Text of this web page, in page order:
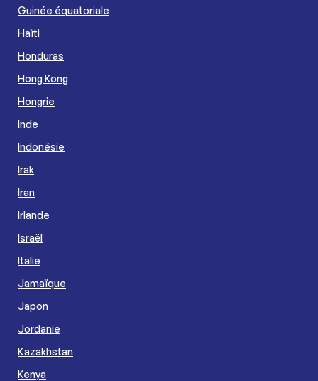
Guinée équatoriale
Haïti
Honduras
Hong Kong
Hongrie
Inde
Indonésie
Irak
Iran
Irlande
Israël
Italie
Jamaïque
Japon
Jordanie
Kazakhstan
Kenya